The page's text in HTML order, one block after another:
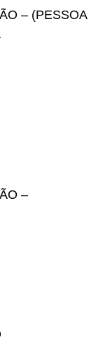
– (PESSOA
–